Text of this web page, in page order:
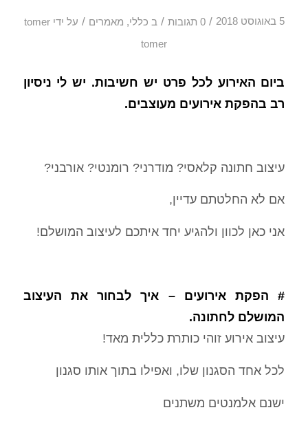
5 באוגוסט 2018 / 0 תגובות / ב כללי, מאמרים / על ידיtomer
tomer
ביום האירוע לכל פרט יש חשיבות. יש לי ניסיון
רב בהפקת אירועים מעוצבים.
עיצוב חתונה קלאסי? מודרני? רומנטי? אורבני?
אם לא החלטתם עדיין,
אני כאן לכוון ולהגיע יחד איתכם לעיצוב המושלם!
# הפקת אירועים – איך לבחור את העיצוב
המושלם לחתונה.
עיצוב אירוע זוהי כותרת כללית מאד!
לכל אחד הסגנון שלו, ואפילו בתוך אותו סגנון
ישנם אלמנטים משתנים